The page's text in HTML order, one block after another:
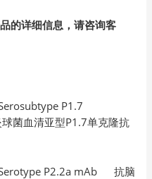
的详细信息，请咨询客
P1.7
菌血清亚型P1.7单克隆抗
P2.2a mAb 抗脑